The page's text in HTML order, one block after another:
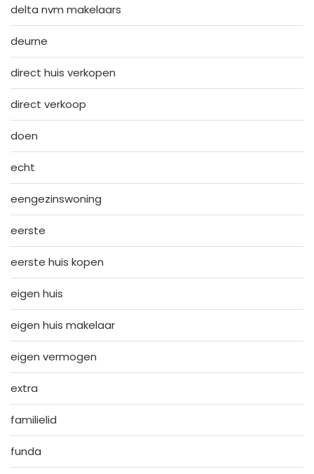
delta nvm makelaars
deurne
direct huis verkopen
direct verkoop
doen
echt
eengezinswoning
eerste
eerste huis kopen
eigen huis
eigen huis makelaar
eigen vermogen
extra
familielid
funda